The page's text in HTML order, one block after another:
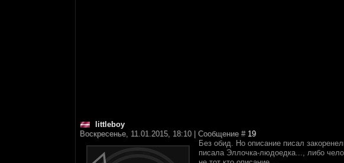
littleboy
Воскресенье, 11.01.2015, 18:10 | Сообщение # 19
Без обид. Но описание писал
писала Эллочка-людоедка..., либо